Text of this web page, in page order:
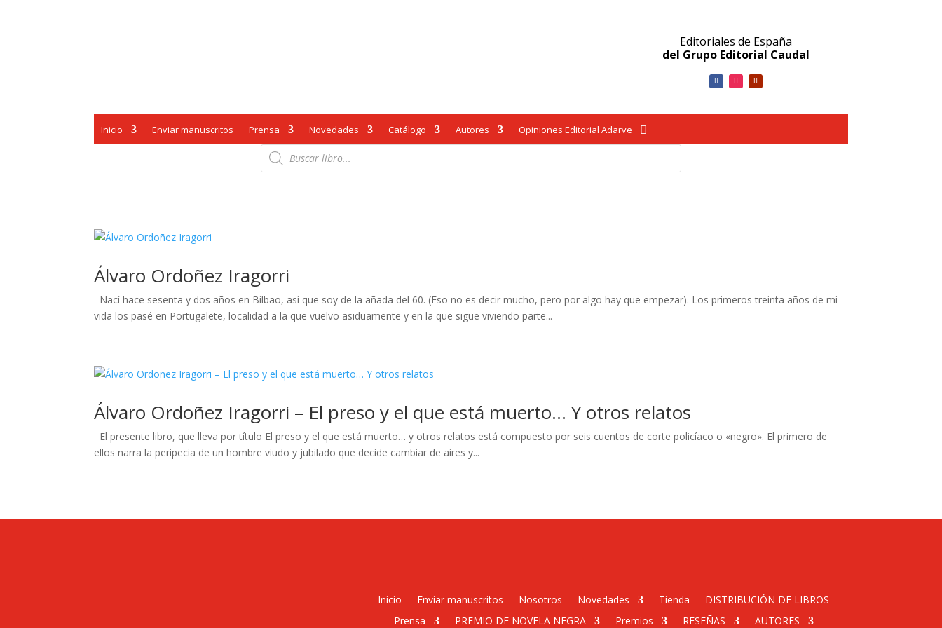
Editoriales de España
del Grupo Editorial Caudal
Inicio Enviar manuscritos Prensa Novedades Catálogo Autores Opiniones Editorial Adarve
Búsqueda
de
productos
Álvaro Ordoñez Iragorri
Nací hace sesenta y dos años en Bilbao, así que soy de la añada del 60. (Eso no es decir mucho, pero por algo hay que empezar). Los primeros treinta años de mi
vida los pasé en Portugalete, localidad a la que vuelvo asiduamente y en la que sigue viviendo parte...
Álvaro Ordoñez Iragorri – El preso y el que está muerto… Y otros relatos
El presente libro, que lleva por título El preso y el que está muerto… y otros relatos está compuesto por seis cuentos de corte policíaco o «negro». El primero de
ellos narra la peripecia de un hombre viudo y jubilado que decide cambiar de aires y...
Inicio Enviar manuscritos Nosotros Novedades Tienda
DISTRIBUCIÓN DE LIBROS
Prensa
PREMIO DE NOVELA NEGRA Premios RESEÑAS AUTORES